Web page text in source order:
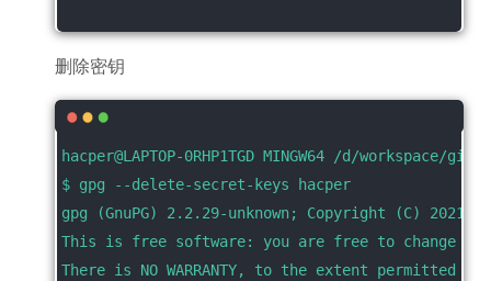
删除密钥
hacper@LAPTOP-0RHP1TGD MINGW64 /d/workspace/
$ gpg --delete-secret-keys hacper
gpg (GnuPG) 2.2.29-unknown; Copyright (C) 2021
This is free software: you are free to change
There is NO WARRANTY, to the extent permitted by